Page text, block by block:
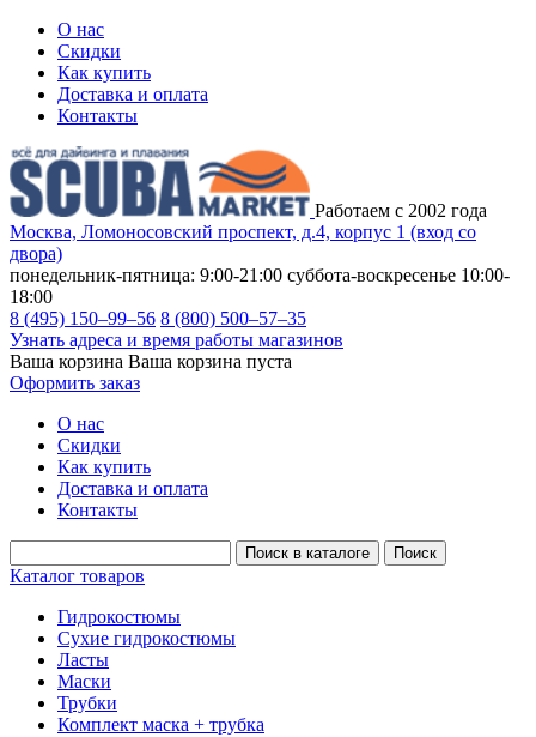
О нас
Скидки
Как купить
Доставка и оплата
Контакты
Работаем с 2002 года
Москва, Ломоносовский проспект, д.4, корпус 1 (вход со
двора)
понедельник-пятница: 9:00-21:00 суббота-воскресенье 10:00-
18:00
8 (495) 150–99–56 8 (800) 500–57–35
Узнать адреса и время работы магазинов
Ваша корзина Ваша корзина пуста
Оформить заказ
О нас
Скидки
Как купить
Доставка и оплата
Контакты
Каталог товаров
Гидрокостюмы
Сухие гидрокостюмы
Ласты
Маски
Трубки
Комплект маска + трубка